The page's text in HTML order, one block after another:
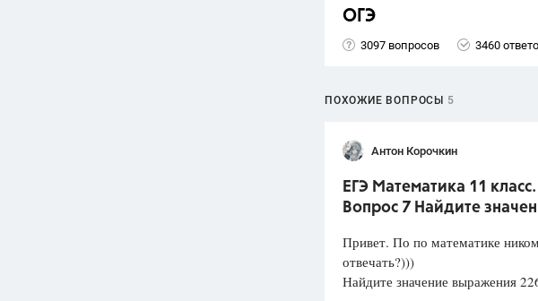
ОГЭ
3097 вопросов 3460
ПОХОЖИЕ ВОПРОСЫ 5
Антон Корочкин
ЕГЭ Математика 11
Вопрос 7 Найдите
Привет. По по математике
отвечать?)))
Найдите значение выражения